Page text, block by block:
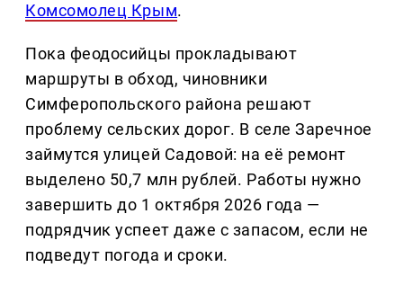
Комсомолец Крым.
Пока феодосийцы прокладывают
маршруты в обход, чиновники
Симферопольского района решают
проблему сельских дорог. В селе Заречное
займутся улицей Садовой: на её ремонт
выделено 50,7 млн рублей. Работы нужно
завершить до 1 октября 2026 года —
подрядчик успеет даже с запасом, если не
подведут погода и сроки.